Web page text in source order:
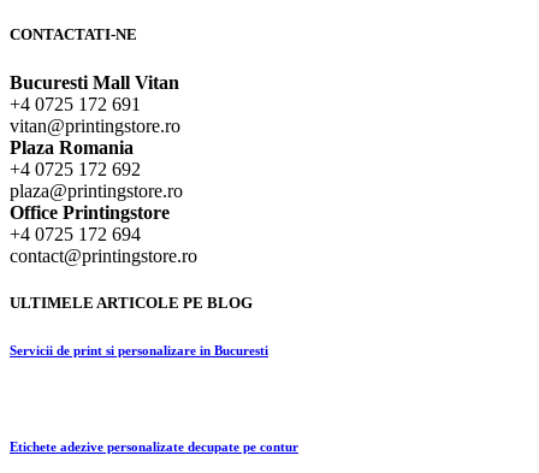
CONTACTATI-NE
Bucuresti Mall Vitan
+4 0725 172 691
vitan@printingstore.ro
Plaza Romania
+4 0725 172 692
plaza@printingstore.ro
Office Printingstore
+4 0725 172 694
contact@printingstore.ro
ULTIMELE ARTICOLE PE BLOG
Servicii de print si personalizare in Bucuresti
Etichete adezive personalizate decupate pe contur